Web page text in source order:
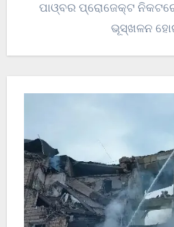
ପାଓ୍ବର ପ୍ରୋଜେକ୍ଟ
ଭୂସ୍ଖଳନ